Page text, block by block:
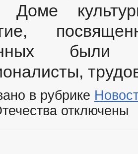
Доме
в рубрике
отключены